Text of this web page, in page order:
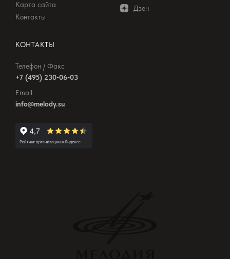
Карта сайта
Контакты
Дзен
КОНТАКТЫ
Телефон / Факс
+7 (495) 230-06-03
Email
info@melody.su